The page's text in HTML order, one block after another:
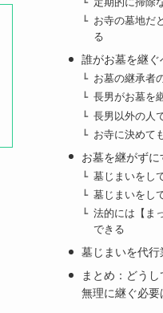
定期的に掃除
お寺の墓地だ
る
誰がお墓を継ぐ
お墓の継承者
長男がお墓を
長男以外の人
お寺に決めて
お墓を継がずに
墓じまいをし
墓じまいをし
法的には【ま
できる
墓じまいを代行
まとめ：どう
無理に継ぐ必要